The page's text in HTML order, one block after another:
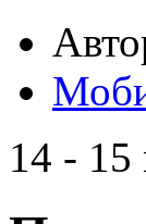
14 - 15